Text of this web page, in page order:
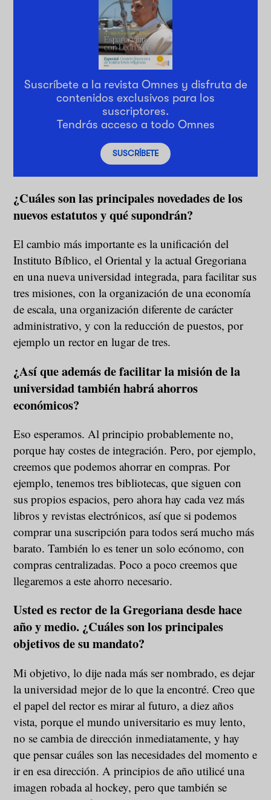
Suscríbete a la revista Omnes y disfruta de
contenidos exclusivos para los
suscriptores.
Tendrás acceso a todo Omnes
SUSCRÍBETE
¿Cuáles son las principales novedades de los
nuevos estatutos y qué supondrán?
El cambio más importante es la unificación del
Instituto Bíblico, el Oriental y la actual Gregoriana
en una nueva universidad integrada, para facilitar sus
tres misiones, con la organización de una economía
de escala, una organización diferente de carácter
administrativo, y con la reducción de puestos, por
ejemplo un rector en lugar de tres.
¿Así que además de facilitar la misión de la
universidad también habrá ahorros
económicos?
Eso esperamos. Al principio probablemente no,
porque hay costes de integración. Pero, por ejemplo,
creemos que podemos ahorrar en compras. Por
ejemplo, tenemos tres bibliotecas, que siguen con
sus propios espacios, pero ahora hay cada vez más
libros y revistas electrónicos, así que si podemos
comprar una suscripción para todos será mucho más
barato. También lo es tener un solo ecónomo, con
compras centralizadas. Poco a poco creemos que
llegaremos a este ahorro necesario.
Usted es rector de la Gregoriana desde hace
año y medio. ¿Cuáles son los principales
objetivos de su mandato?
Mi objetivo, lo dije nada más ser nombrado, es dejar
la universidad mejor de lo que la encontré. Creo que
el papel del rector es mirar al futuro, a diez años
vista, porque el mundo universitario es muy lento,
no se cambia de dirección inmediatamente, y hay
que pensar cuáles son las necesidades del momento e
ir en esa dirección. A principios de año utilicé una
imagen robada al hockey, pero que también se